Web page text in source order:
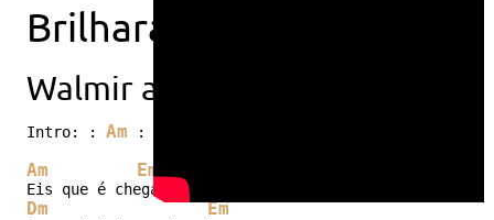
Brilhara
Walmir alencar
Intro: : Am :
Am
Em
Dm Em